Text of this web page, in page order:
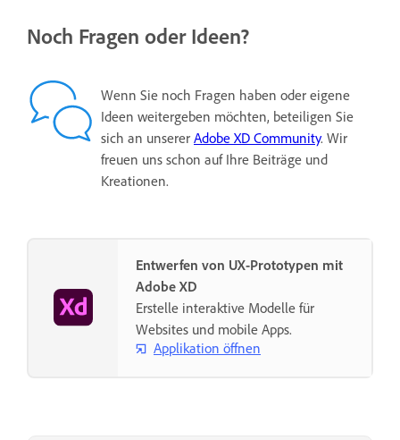
Noch Fragen oder Ideen?
Wenn Sie noch Fragen haben oder eigene
Ideen weitergeben möchten, beteiligen Sie
sich an unserer Adobe XD Community. Wir
freuen uns schon auf Ihre Beiträge und
Kreationen.
Entwerfen von UX-Prototypen mit
Adobe XD
Erstelle interaktive Modelle für
Websites und mobile Apps.
Applikation öffnen